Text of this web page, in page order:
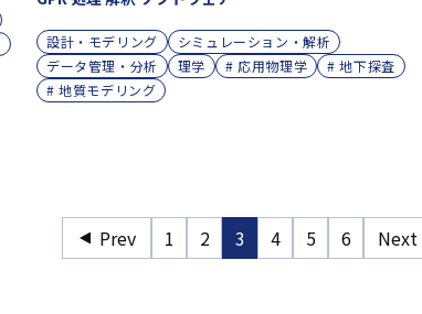
設計・モデリング
シミュレーション・解析
データ管理・分析
理学 # 応用物理学
# 地下探査
# 地質モデリング
Prev 1 2 3 4 5 6 Next